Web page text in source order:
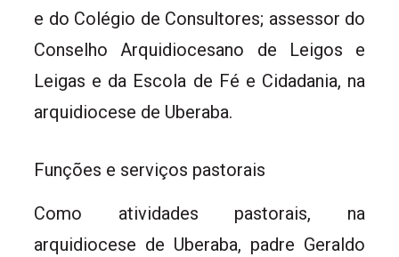
e do Colégio de Consultores; assessor do
Conselho Arquidiocesano de Leigos e
Leigas e da Escola de Fé e Cidadania, na
arquidiocese de Uberaba.
Funções e serviços pastorais
Como atividades pastorais, na
arquidiocese de Uberaba, padre Geraldo